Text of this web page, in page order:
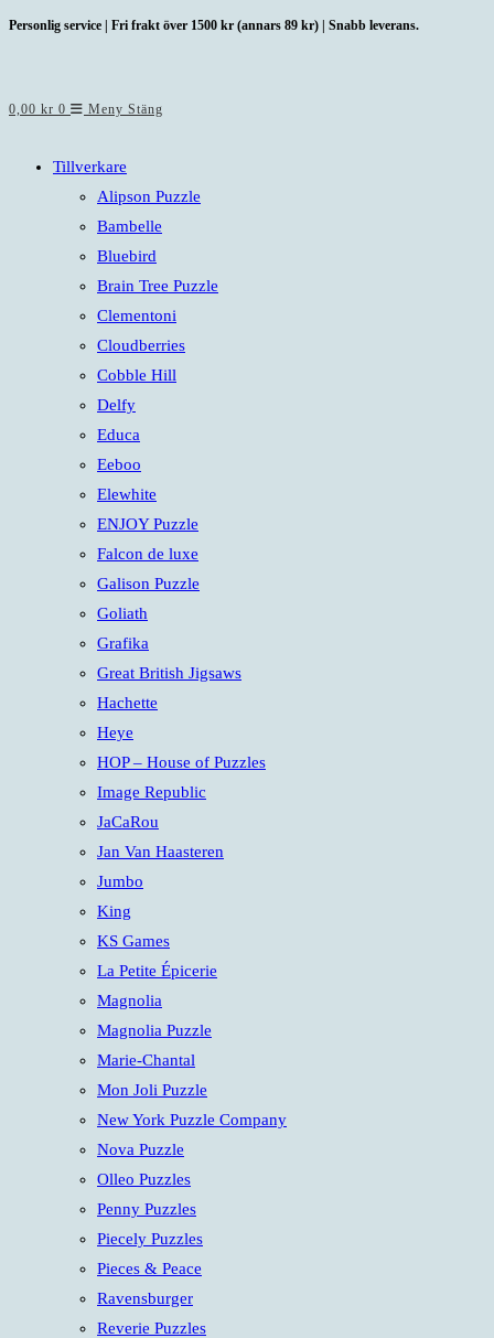
Hoppa
Personlig service | Fri frakt över 1500 kr (annars 89 kr) | Snabb leverans.
0,00 kr 0 Meny Stäng
Tillverkare
Alipson Puzzle
Bambelle
Bluebird
Brain Tree Puzzle
Clementoni
Cloudberries
Cobble Hill
Delfy
Educa
Eeboo
Elewhite
ENJOY Puzzle
Falcon de luxe
Galison Puzzle
Goliath
Grafika
Great British Jigsaws
Hachette
Heye
HOP – House of Puzzles
Image Republic
JaCaRou
Jan Van Haasteren
Jumbo
King
KS Games
La Petite Épicerie
Magnolia
Magnolia Puzzle
Marie-Chantal
Mon Joli Puzzle
New York Puzzle Company
Nova Puzzle
Olleo Puzzles
Penny Puzzles
Piecely Puzzles
Pieces & Peace
Ravensburger
Reverie Puzzles